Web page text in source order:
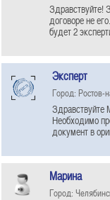
Здравствуйте!
договоре не
будет 2
Эксперт
Город: Ростов-
Здравствуйте
Необходимо
документ в
Марина
Город: